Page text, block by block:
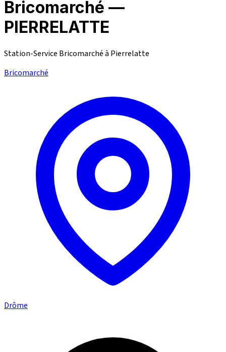
Bricomarché —
PIERRELATTE
Station-Service Bricomarché à Pierrelatte
Bricomarché
Drôme